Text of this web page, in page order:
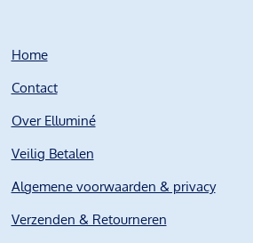
Home
Contact
Over Elluminé
Veilig Betalen
Algemene voorwaarden & privacy
Verzenden & Retourneren